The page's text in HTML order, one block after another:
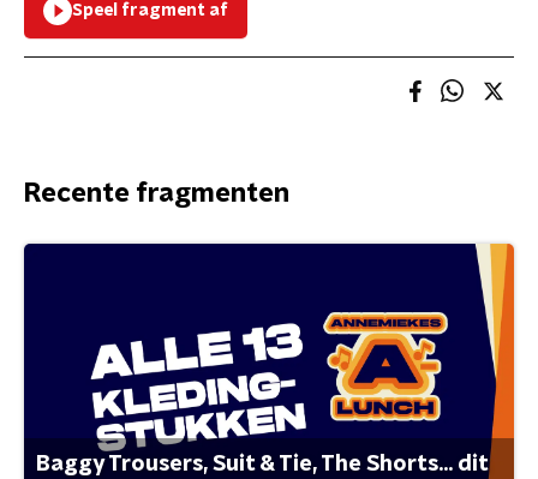
Speel fragment af
Recente fragmenten
Baggy Trousers, Suit & Tie, The Shorts... dit